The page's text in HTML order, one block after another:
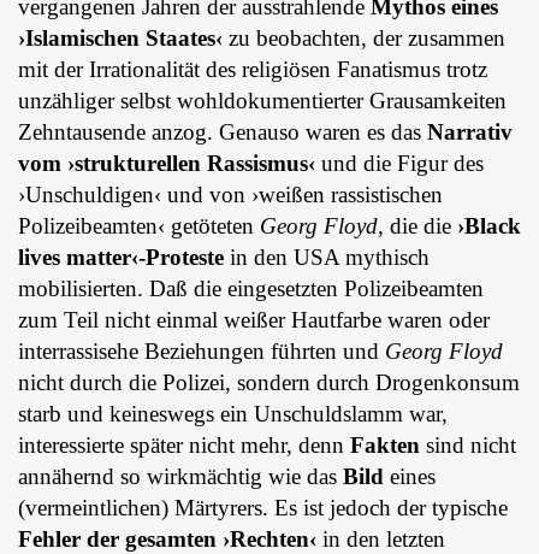
vergangenen Jahren der ausstrahlende Mythos eines
›Islamischen Staates‹ zu beobachten, der zusammen
mit der Irrationalität des religiösen Fanatismus trotz
unzähliger selbst wohldokumentierter Grausamkeiten
Zehntausende anzog. Genauso waren es das Narrativ
vom ›strukturellen Rassismus‹ und die Figur des
›Unschuldigen‹ und von ›weißen rassistischen
Polizeibeamten‹ getöteten Georg Floyd, die die ›Black
lives matter‹-Proteste in den USA mythisch
mobilisierten. Daß die eingesetzten Polizeibeamten
zum Teil nicht einmal weißer Hautfarbe waren oder
interrassisehe Beziehungen führten und Georg Floyd
nicht durch die Polizei, sondern durch Drogenkonsum
starb und keineswegs ein Unschuldslamm war,
interessierte später nicht mehr, denn Fakten sind nicht
annähernd so wirkmächtig wie das Bild eines
(vermeintlichen) Märtyrers. Es ist jedoch der typische
Fehler der gesamten ›Rechten‹ in den letzten